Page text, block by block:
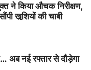
ने किया औचक निरीक्षण,
खुशियों की चाबी
अब नई रफ्तार से दौड़ेगा